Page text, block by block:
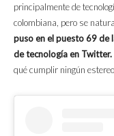
principalmente de
colombiana, pero se
puso en el puesto 69 de
de tecnología en Twitter.
qué cumplir ningún